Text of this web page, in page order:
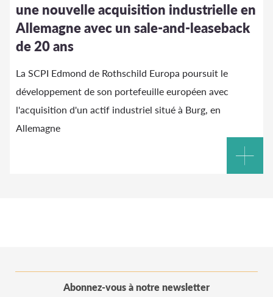
une nouvelle acquisition industrielle en
Allemagne avec un sale-and-leaseback
de 20 ans
La SCPI Edmond de Rothschild Europa poursuit le
développement de son portefeuille européen avec
l'acquisition d'un actif industriel situé à Burg, en
Allemagne
Abonnez-vous à notre newsletter